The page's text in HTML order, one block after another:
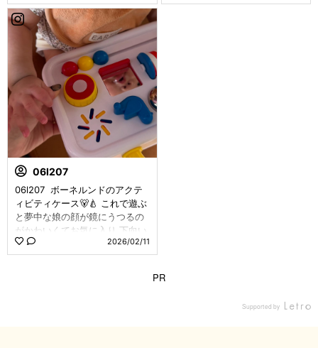
い ~ 青い鳥を弾くとベルが鳴る
仕組みなのだけど 音にびっくり
したみたいで大泣きしてた、か
わいいね 青い鳥とも仲良くなっ
て、たくさん遊んでくれますよ
うに （追記） 2週間ほど青い鳥
とも親交を深めて… 7mの今、1
番お気に入りのおもちゃになり
ました◎ 手先がとても器用にな
り、たくさんベルを鳴らしてく
れます🔔
色使いの#ambitoys シリーズで
06l207
06l207 ⁡ ボーネルンドのアクテ
ィビティケース🐻🍐 これで遊ぶ
と夢中な娘の顔が鏡にうつるの
がかわいくてお気に入り ⁡下向い
てるから重力に負けたほっぺと
唇が落ちそうなのがかわいい
2026/02/11
PR
Supported by